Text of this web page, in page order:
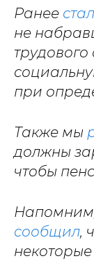
Ранее
не
трудового
при
Также мы
должны
чтобы
сообщил,